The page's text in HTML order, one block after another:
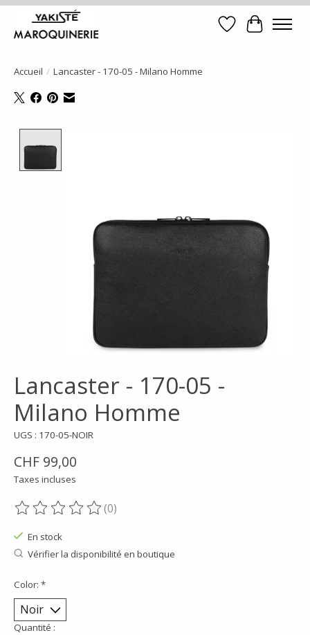
Liste dePanier
Accueil / Lancaster - 170-05 - Milano Homme
Lancaster - 170-05 -
Milano Homme
UGS : 170-05-NOIR
CHF 99,00
Taxes incluses
Ce produit est évalué à
(0)
En stock
Vérifier la disponibilité en boutique
Color: *
Quantité :